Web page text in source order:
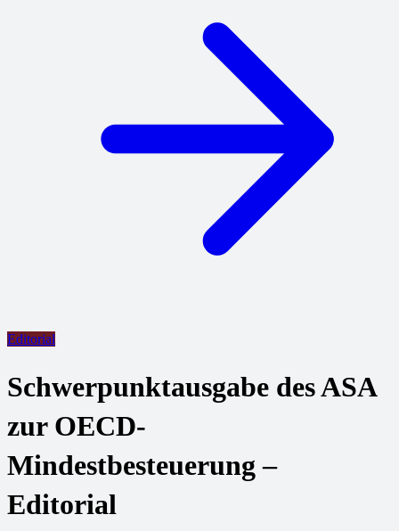
Editorial
Schwerpunktausgabe des ASA
zur OECD-
Mindestbesteuerung –
Editorial